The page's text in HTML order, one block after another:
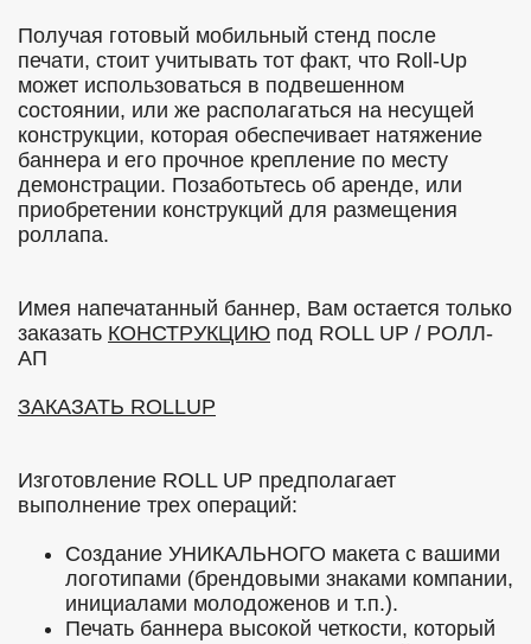
Получая готовый мобильный стенд после
печати, стоит учитывать тот факт, что Roll-Up
может использоваться в подвешенном
состоянии, или же располагаться на несущей
конструкции, которая обеспечивает натяжение
баннера и его прочное крепление по месту
демонстрации. Позаботьтесь об аренде, или
приобретении конструкций для размещения
роллапа.
Имея напечатанный баннер, Вам остается только
заказать КОНСТРУКЦИЮ под ROLL UP / РОЛЛ-
АП
ЗАКАЗАТЬ ROLLUP
Изготовление ROLL UP предполагает
выполнение трех операций:
Создание УНИКАЛЬНОГО макета с вашими
логотипами (брендовыми знаками компании,
инициалами молодоженов и т.п.).
Печать баннера высокой четкости, который